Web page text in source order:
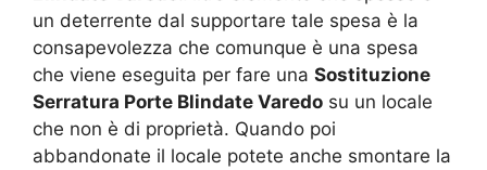
un deterrente dal supportare tale spesa è la
consapevolezza che comunque è una spesa
che viene eseguita per fare una Sostituzione
Serratura Porte Blindate Varedo su un locale
che non è di proprietà. Quando poi
abbandonate il locale potete anche smontare la